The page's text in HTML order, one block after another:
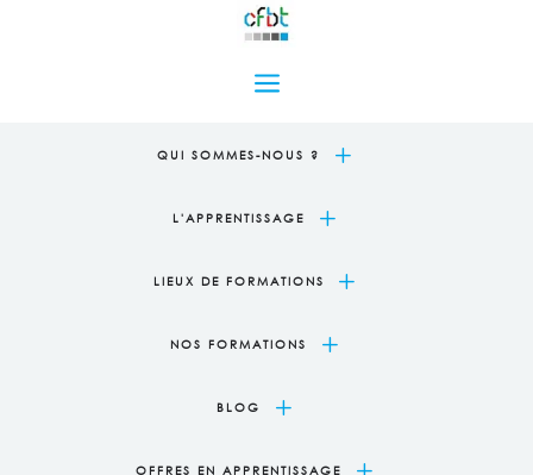
a
L
QUI SOMMES-NOUS ?
L
L'APPRENTISSAGE
L
LIEUX DE FORMATIONS
L
NOS FORMATIONS
L
BLOG
OFFRES EN APPRENTISSAGE